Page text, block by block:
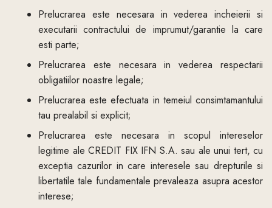
Prelucrarea este necesara in vederea incheierii si
executarii contractului de imprumut/garantie la care
esti parte;
Prelucrarea este necesara in vederea respectarii
obligatiilor noastre legale;
Prelucrarea este efectuata in temeiul consimtamantului
tau prealabil si explicit;
Prelucrarea este necesara in scopul intereselor
legitime ale CREDIT FIX IFN S.A. sau ale unui tert, cu
exceptia cazurilor in care interesele sau drepturile si
libertatile tale fundamentale prevaleaza asupra acestor
interese;